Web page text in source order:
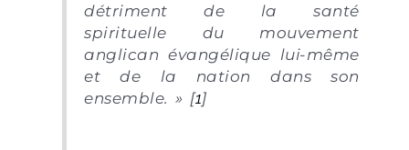
détriment de la santé
spirituelle du mouvement
anglican évangélique lui-même
et de la nation dans son
ensemble. » [1]